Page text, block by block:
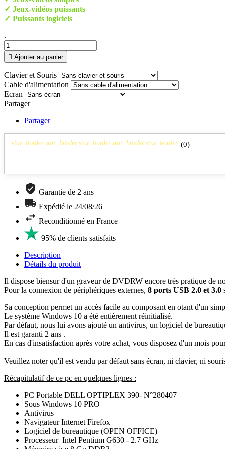
✓ Jeux-vidéos puissants
✓ Puissants logiciels
.
 Ajouter au panier
Clavier et Souris
Cable d'alimentation
Ecran
Partager
Partager
star_border star_border star_border star_border star_border (0)
Garantie de 2 ans
Expédié le 24/08/26
Reconditionné en France
95% de clients satisfaits
Description
Détails du produit
Il dispose biensur d'un graveur de DVDRW encore très pratique de
Pour la connexion de périphériques externes, 8 ports USB 2.0 et 3.0
Sa conception permet un accès facile au composant en otant d'un
Le système Windows 10 a été entièrement réinitialisé.
Par défaut, nous lui avons ajouté un antivirus, un logiciel de
Il est garanti 2 ans .
En cas d'insatisfaction après votre achat, vous disposez d'un mois
Veuillez noter qu'il est vendu par défaut sans écran, ni clavier, ni
Récapitulatif de ce pc en quelques lignes :
PC Portable DELL OPTIPLEX 390- N°280407
Sous Windows 10 PRO
Antivirus
Navigateur Internet Firefox
Logiciel de bureautique (OPEN OFFICE)
Processeur Intel Pentium G630 - 2.7 GHz